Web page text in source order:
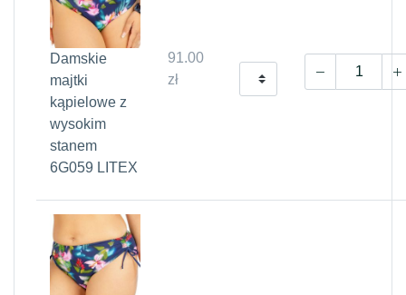
Damskie
majtki
kąpielowe z
wysokim
stanem
6G059 LITEX
91.00
zł